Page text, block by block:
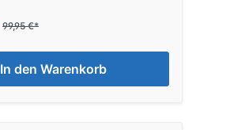
99,95 €*
In den Warenkorb